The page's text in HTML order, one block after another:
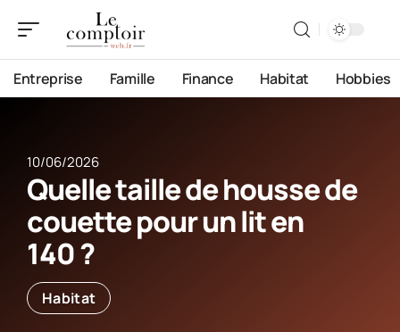
Entreprise Famille Finance Habitat Hobbies
10/06/2026
Quelle taille de housse de
couette pour un lit en
140 ?
Habitat